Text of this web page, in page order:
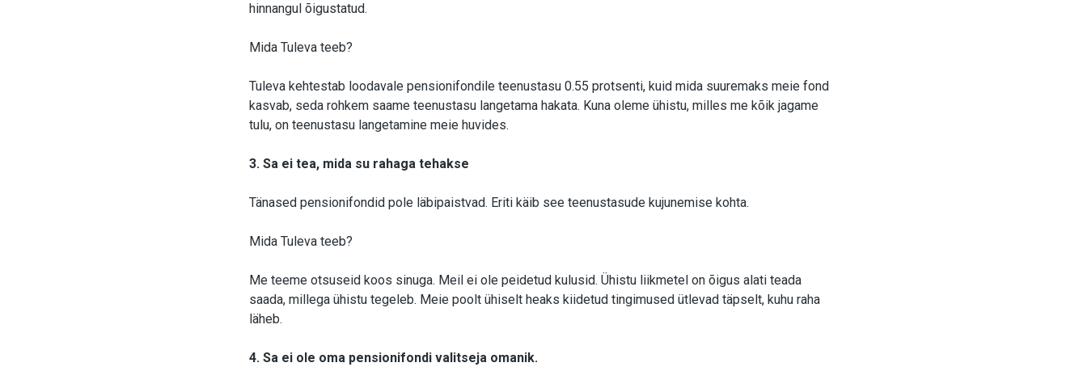
hinnangul õigustatud.
Mida Tuleva teeb?
Tuleva kehtestab loodavale pensionifondile teenustasu 0.55 protsenti, kuid mida suuremaks meie fond
kasvab, seda rohkem saame teenustasu langetama hakata. Kuna oleme ühistu, milles me kõik jagame
tulu, on teenustasu langetamine meie huvides.
3. Sa ei tea, mida su rahaga tehakse
Tänased pensionifondid pole läbipaistvad. Eriti käib see teenustasude kujunemise kohta.
Mida Tuleva teeb?
Me teeme otsuseid koos sinuga. Meil ei ole peidetud kulusid. Ühistu liikmetel on õigus alati teada
saada, millega ühistu tegeleb. Meie poolt ühiselt heaks kiidetud tingimused ütlevad täpselt, kuhu raha
läheb.
4. Sa ei ole oma pensionifondi valitseja omanik.